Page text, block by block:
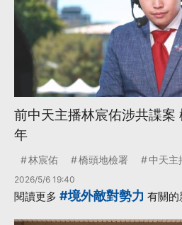
前中天主播林宸佑涉共諜
年
林宸佑 橋頭地檢署 中天主
2026/5/6 19:40
閱讀更多 #境外敵對勢力 有關的